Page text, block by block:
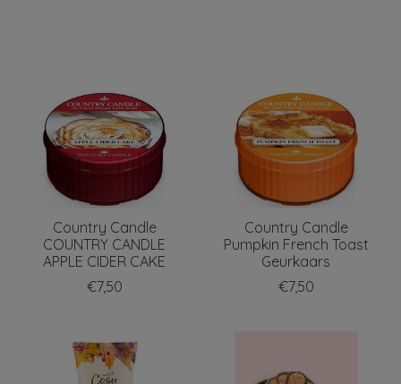
Country Candle
COUNTRY CANDLE
APPLE CIDER CAKE
€7,50
Country Candle
Pumpkin French Toast
Geurkaars
€7,50